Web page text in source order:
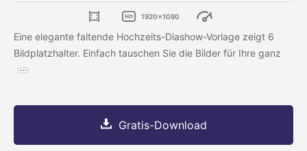
1920x1080
Eine elegante faltende Hochzeits-Diashow-Vorlage zeigt 6
Bildplatzhalter. Einfach tauschen Sie die Bilder für Ihre ganz
Gratis-Download